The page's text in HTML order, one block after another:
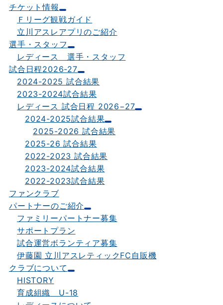
チケット情報
Ｆリーグ観戦ガイド
立川アスレアプリのご紹介
選手・スタッフ
レディース 選手・スタッフ
試合日程2026-27
2024-2025 試合結果
2023-2024試合結果
レディース 試合日程 2026−27
2024-2025試合結果
2025-2026 試合結果
2025-26 試合結果
2022-2023 試合結果
2023-2024試合結果
2022-2023試合結果
ファンクラブ
パートナーのご紹介
ファミリーパートナー募集
サポートプラン
試合運営ボランティア募集
伊藤園 立川アスレティックFC自販機
クラブについて
HISTORY
育成組織 U-18